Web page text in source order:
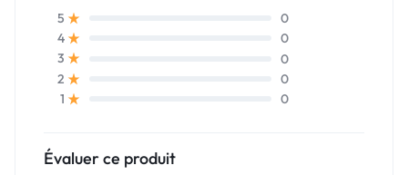
5
0
4
0
3
0
2
0
1
0
Évaluer ce produit